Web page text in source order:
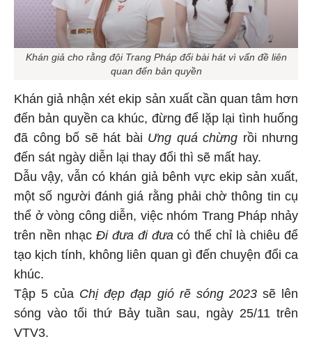
Khán giả cho rằng đội Trang Pháp đổi bài hát vì vấn đề liên
quan đến bản quyền
Khán giả nhận xét ekip sản xuất cần quan tâm hơn
đến bản quyền ca khúc, đừng để lặp lại tình huống
đã công bố sẽ hát bài Ưng quá chừng rồi nhưng
đến sát ngày diễn lại thay đổi thì sẽ mất hay.
Dẫu vậy, vẫn có khán giả bênh vực ekip sản xuất,
một số người đánh giá rằng phải chờ thông tin cụ
thể ở vòng công diễn, việc nhóm Trang Pháp nhảy
trên nền nhạc Đi đưa đi đưa có thể chỉ là chiêu để
tạo kịch tính, không liên quan gì đến chuyện đổi ca
khúc.
Tập 5 của Chị đẹp đạp gió rẽ sóng 2023sẽ lên
sóng vào tối thứ Bảy tuần sau, ngày 25/11 trên
VTV3.